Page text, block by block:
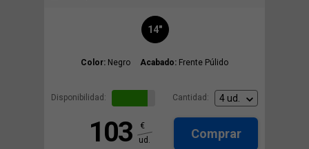
14"
Color: Negro Acabado: Frente Púlido
Disponibilidad: Cantidad:
103
€
ud.
Comprar